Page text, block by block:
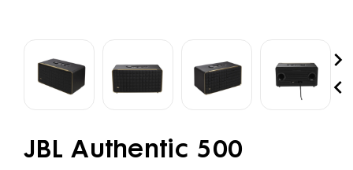


JBL Authentic 500